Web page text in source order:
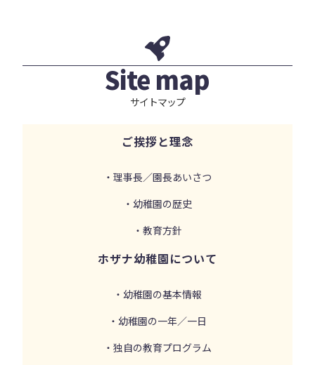
Site map
サイトマップ
ご挨拶と理念
・理事長／園長あいさつ
・幼稚園の歴史
・教育方針
ホザナ幼稚園について
・幼稚園の基本情報
・幼稚園の一年／一日
・独自の教育プログラム